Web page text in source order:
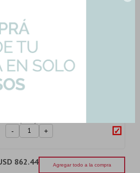
Mobil...
BASC-120-COND
80Cm Mobiliario
- +
862.44 Agregar todo a la compra